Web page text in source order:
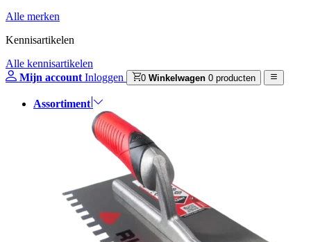
Alle merken
Kennisartikelen
Alle kennisartikelen
Mijn account Inloggen 0 Winkelwagen 0 producten
Assortiment